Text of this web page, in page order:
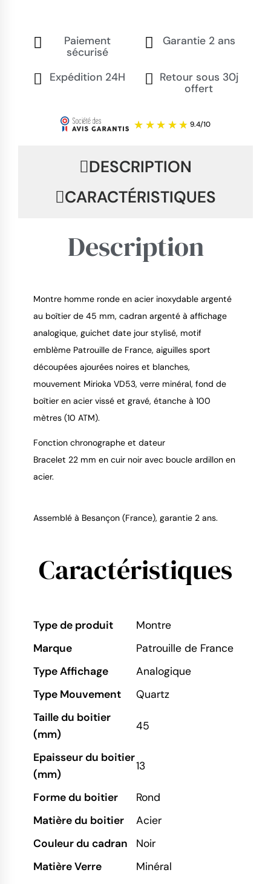
Paiement
sécurisé
Garantie 2 ans
Expédition 24H
Retour sous 30j
offert
DESCRIPTION
CARACTÉRISTIQUES
Description
Montre homme ronde en acier inoxydable argenté
au boîtier de 45 mm, cadran argenté à affichage
analogique, guichet date jour stylisé, motif
emblème Patrouille de France, aiguilles sport
découpées ajourées noires et blanches,
mouvement Mirioka VD53, verre minéral, fond de
boîtier en acier vissé et gravé, étanche à 100
mètres (10 ATM).
Fonction chronographe et dateur
Bracelet 22 mm en cuir noir avec boucle ardillon en
acier.
Assemblé à Besançon (France), garantie 2 ans.
Caractéristiques
Type de produit
Montre
Marque
Patrouille de France
Type Affichage
Analogique
Type Mouvement
Quartz
Taille du boitier
(mm)
45
Epaisseur du boitier
(mm)
13
Forme du boitier
Rond
Matière du boitier
Acier
Couleur du cadran
Noir
Matière Verre
Minéral